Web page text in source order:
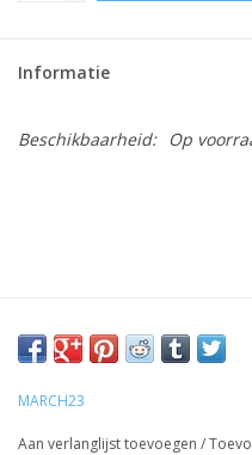
Informatie
Beschikbaarheid: Op
MARCH23
Aan verlanglijst toevoegen /